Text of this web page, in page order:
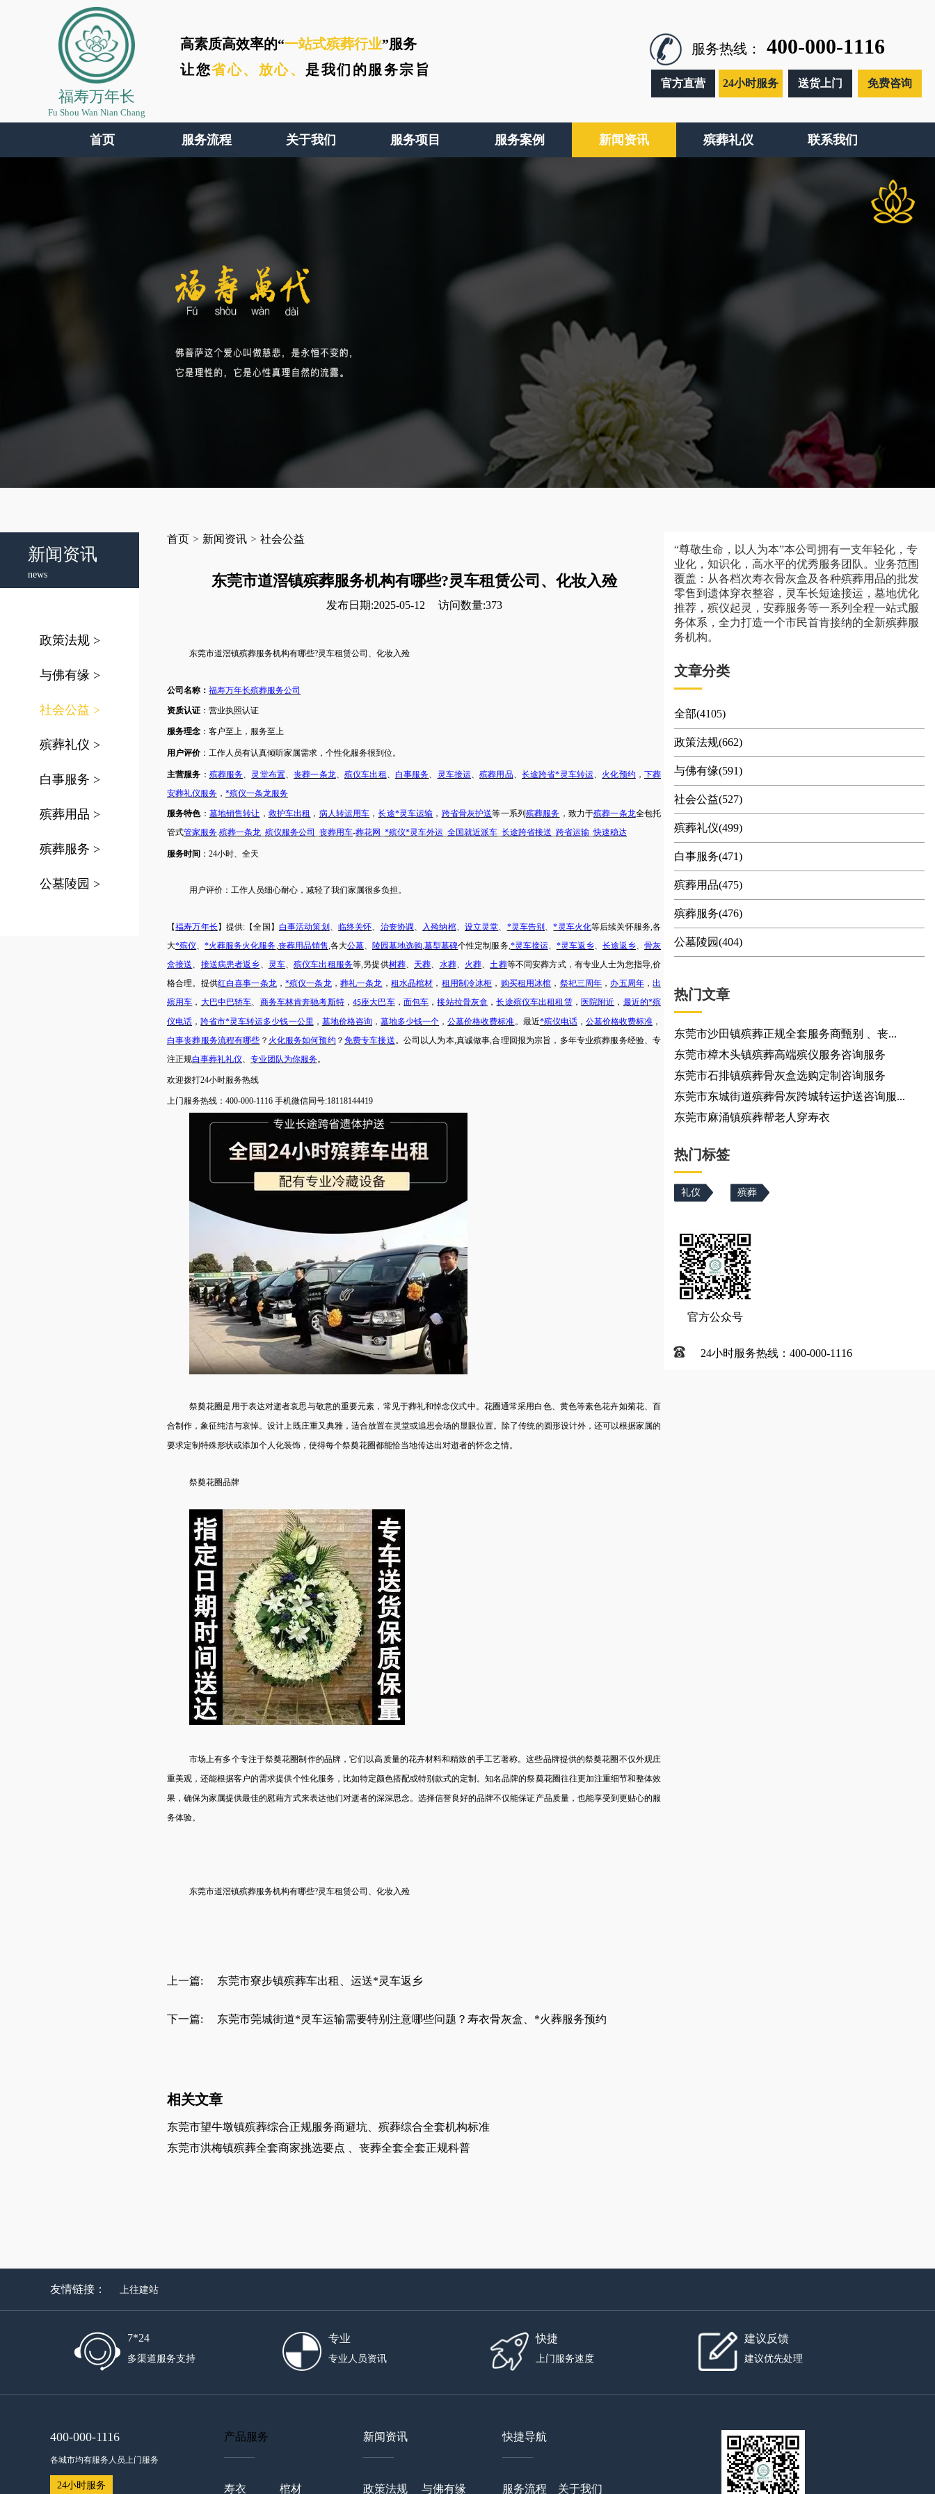
福寿万年长
Fu Shou Wan Nian Chang
高素质高效率的“一站式殡葬行业”服务
让您省心、 放心、 是我们的服务宗旨
服务热线： 400-000-1116
官方直营 24小时服务 送货上门 免费咨询
首页 服务流程 关于我们 服务项目 服务案例 新闻资讯 殡葬礼仪 联系我们
新闻资讯
news
政策法规 >
与佛有缘 >
社会公益 >
殡葬礼仪 >
白事服务 >
殡葬用品 >
殡葬服务 >
公墓陵园 >
首页 > 新闻资讯 > 社会公益
东莞市道滘镇殡葬服务机构有哪些?灵车租赁公司、化妆入殓
发布日期:2025-05-12 访问数量:373
东莞市道滘镇殡葬服务机构有哪些?灵车租赁公司 化妆入殓
公司名称： 福寿万年长殡葬服务公司
资质认证 ：营业执照认证
服务理念 ：客户至上，服务至上
用户评价：工作人员有认真倾听家属需求，个性化服务很到位。
主营服务 ： 殡葬服务 灵堂布置、丧葬一条龙、 殡仪车出租 白事服务 灵车接运 、殡葬用品、 长途跨省*灵车转运 火化预约 ， 下葬
安葬礼仪服务 ， *殡仪一条龙服务
服务特色： 墓地销售转让 ， 救护车出租 ， 病人转运用车 ，长途*灵车运输 ， 跨省骨灰护送等一系列殡葬服务 ，致力于殡葬一条龙全包托
管式管家服务 殡葬一条龙 殡仪服务公司 丧葬用车-葬花网 *殡仪*灵车外运 全国就近派车 长途跨省接送 跨省运输 _快速稳达
服务时间 ： 24小时、全天
用户评价： 工作人员细心耐心，减轻了我们家属很多负担。
【福寿万年长】提供:【全国】 白事活动策划 临终关怀 治丧协调 入殓纳棺、 设立灵堂 *灵车告别 、*灵车火化等后续关怀服务 ,各
大*殡仪 、*火葬服务火化服务 丧葬用品销售 ,各大公墓、 陵园墓地选购 ,墓型墓碑个性定制服务, *灵车接运、 *灵车返乡、 长途返乡 、骨灰
盒接送
接送病患者返乡 灵车、殡仪车出租服务等 ,另提供树葬 天葬 水葬、 火葬 土葬等不同安葬方式，有专业人士为您指导 ,价
格合理。提供红白喜事一条龙， *殡仪一条龙， 葬礼一条龙 ， 租水晶棺材 ， 租用制冷冰柜 ， 购买租用冰棺 ， 祭祀三周年 ， 办五周年，出
殡用车 ， 大巴中巴轿车 商务车林肯奔驰考斯特，45座大巴车， 面包车 ，接站拉骨灰盒 ，长途殡仪车出租租赁， 医院附近 ， 最近的*殡
仪电话 ，跨省市*灵车转运多少钱一公里 ， 墓地价格咨询 ， 墓地多少钱一个 ，公墓价格收费标准 。最近*殡仪电话， 公墓价格收费标准 ，
白事丧葬服务流程有哪些 ？ 火化服务如何预约 ？ 免费专车接送 。公司以人为本,真诚做事,合理回报为宗旨，多年专业殡葬服务经验、专
注正规白事葬礼礼仪 专业团队为你服务。
欢迎拨打24小时服务热线
上门服务热线： 400-000-1116 手机微信同号:18118144419
祭奠花圈是用于表达对逝者哀思与敬意的重要元素，常见于葬礼和悼念仪式中。花圈通常采用白色、黄色等素色花卉如菊花、百
合制作，象征纯洁与哀悼。设计上既庄重又典雅，适合放置在灵堂或追思会场的显眼位置。除了传统的圆形设计外，还可以根据家属的
要求定制特殊形状或添加个人化装饰，使得每个祭奠花圈都能恰当地传达出对逝者的怀念之情。
祭奠花圈品牌
市场上有多个专注于祭奠花圈制作的品牌，它们以高质量的花卉材料和精致的手工艺著称。这些品牌提供的祭奠花圈不仅外观庄
重美观，还能根据客户的需求提供个性化服务，比如特定颜色搭配或特别款式的定制。知名品牌的祭奠花圈往往更加注重细节和整体效
果，确保为家属提供最佳的慰藉方式来表达他们对逝者的深深思念。选择信誉良好的品牌不仅能保证产品质量，也能享受到更贴心的服
务体验。
东莞市道滘镇殡葬服务机构有哪些?灵车租赁公司 化妆入殓
上一篇: 东莞市寮步镇殡葬车出租、运送*灵车返乡
下一篇: 东莞市莞城街道*灵车运输需要特别注意哪些问题？寿衣骨灰盒、*火葬服务预约
相关文章
东莞市望牛墩镇殡葬综合正规服务商避坑、殡葬综合全套机构标准
东莞市洪梅镇殡葬全套商家挑选要点 、丧葬全套全套正规科普
“尊敬生命，以人为本”本公司拥有一支年轻化，专
业化，知识化，高水平的优秀服务团队。业务范围
覆盖：从各档次寿衣骨灰盒及各种殡葬用品的批发
零售到遗体穿衣整容，灵车长短途接运，墓地优化
推荐，殡仪起灵，安葬服务等一系列全程一站式服
务体系，全力打造一个市民首肯接纳的全新殡葬服
务机构。
文章分类
全部(4105)
政策法规(662)
与佛有缘(591)
社会公益(527)
殡葬礼仪(499)
白事服务(471)
殡葬用品(475)
殡葬服务(476)
公墓陵园(404)
热门文章
东莞市沙田镇殡葬正规全套服务商甄别 、丧...
东莞市樟木头镇殡葬高端殡仪服务咨询服务
东莞市石排镇殡葬骨灰盒选购定制咨询服务
东莞市东城街道殡葬骨灰跨城转运护送咨询服...
东莞市麻涌镇殡葬帮老人穿寿衣
热门标签
礼仪 殡葬
官方公众号
24小时服务热线：400-000-1116
友情链接： 上往建站
7*24
多渠道服务支持
专业
专业人员资讯
快捷
上门服务速度
建议反馈
建议优先处理
400-000-1116
各城市均有服务人员上门服务
24小时服务
产品服务
——
寿衣 棺材
新闻资讯
——
政策法规 与佛有缘
快捷导航
——
服务流程 关于我们